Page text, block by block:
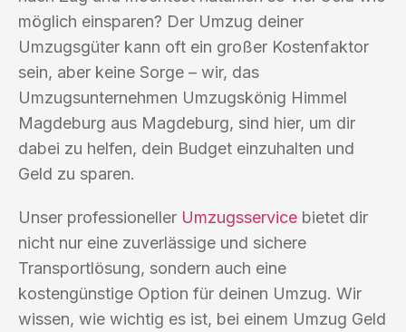
möglich einsparen? Der Umzug deiner
Umzugsgüter kann oft ein großer Kostenfaktor
sein, aber keine Sorge – wir, das
Umzugsunternehmen Umzugskönig Himmel
Magdeburg aus Magdeburg, sind hier, um dir
dabei zu helfen, dein Budget einzuhalten und
Geld zu sparen.
Unser professioneller Umzugsservice bietet dir
nicht nur eine zuverlässige und sichere
Transportlösung, sondern auch eine
kostengünstige Option für deinen Umzug. Wir
wissen, wie wichtig es ist, bei einem Umzug Geld